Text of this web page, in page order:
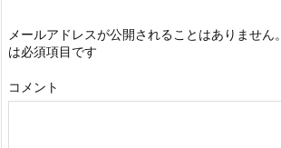
メールアドレスが公開されることはありません。
は必須項目です
コメント